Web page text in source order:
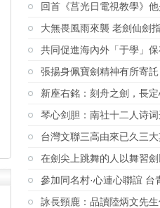
回首《莒光日電視教學》
大無畏風雨來襲 老劍仙劍
共同促進海內外「于學」
張揚身佩寶劍精神有所寄
新座右銘：刻舟之劍，長
琴心剑胆：南社十二人诗
台灣文聯三高由來已久三
在劍尖上跳舞的人以舞習
參加同名村·心連心聯誼 台
詠長頸鹿：品讀陸炳文先